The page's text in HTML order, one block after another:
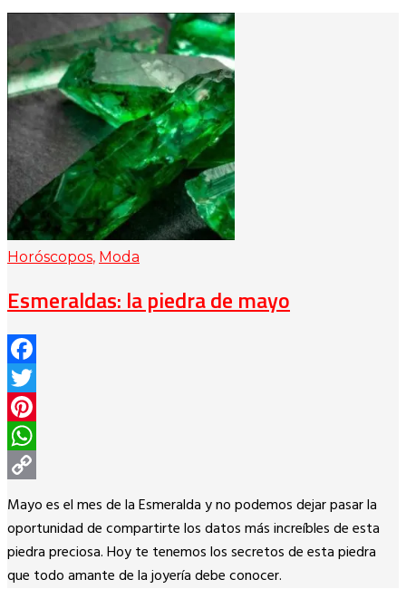
Horóscopos, Moda
Esmeraldas: la piedra de mayo
Facebook
Twitter
Pinterest
WhatsApp
Copy
Link
Mayo es el mes de la Esmeralda y no podemos dejar pasar la
oportunidad de compartirte los datos más increíbles de esta
piedra preciosa. Hoy te tenemos los secretos de esta piedra
que todo amante de la joyería debe conocer.